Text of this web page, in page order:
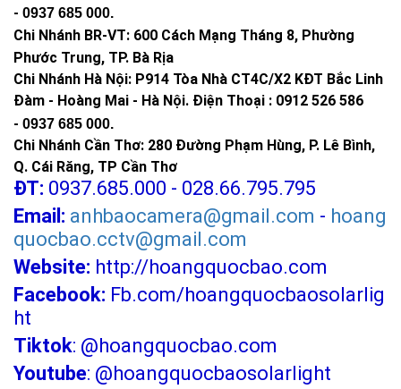
- 0937 685 000.
Chi Nhánh BR-VT: 600 Cách Mạng Tháng 8, Phường
Phước Trung, TP. Bà Rịa
Chi Nhánh Hà Nội: P914 Tòa Nhà CT4C/X2 KĐT Bắc Linh
Đàm - Hoàng Mai - Hà Nội. Điện Thoại : 0912 526 586
- 0937 685 000.
Chi Nhánh Cần Thơ: 280 Đường Phạm Hùng, P. Lê Bình,
Q. Cái Răng, TP Cần Thơ
ĐT: 0937.685.000 - 028.66.795.795
Email: anhbaocamera@gmail.com - hoang
quocbao.cctv@gmail.com
Website: http://hoangquocbao.com
Facebook: Fb.com/hoangquocbaosolarlig
ht
Tiktok: @hoangquocbao.com
Youtube: @hoangquocbaosolarlight